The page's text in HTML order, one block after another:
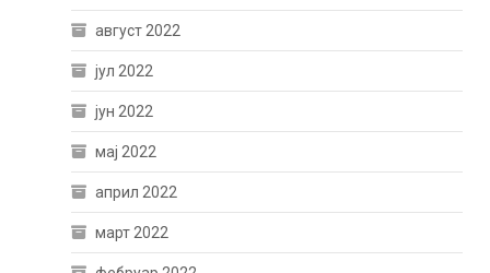
август 2022
јул 2022
јун 2022
мај 2022
април 2022
март 2022